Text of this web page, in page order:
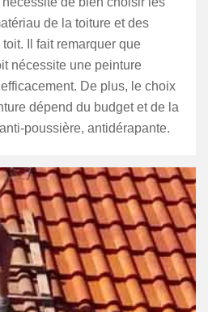
de la toiture et des
Il fait remarquer que
nécessite une peinture
De plus, le choix
dépend du budget et de la
poussière, antidérapante.